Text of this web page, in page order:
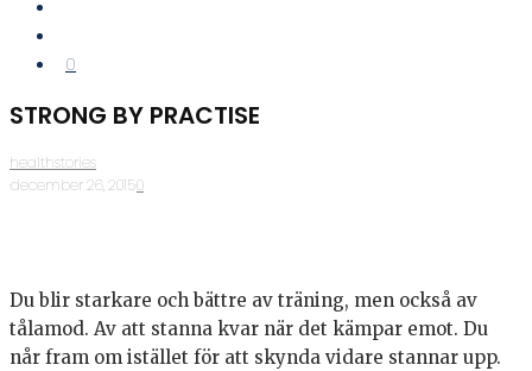
0
STRONG BY PRACTISE
healthstories
·december 26, 2015·0
Du blir starkare och bättre av träning, men också av
tålamod. Av att stanna kvar när det kämpar emot. Du
når fram om istället för att skynda vidare stannar upp.